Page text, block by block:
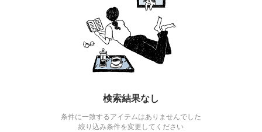
検索結果なし
条件に一致するアイテムはありませんでした
絞り込み条件を変更してください